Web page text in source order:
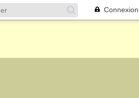
Connexion